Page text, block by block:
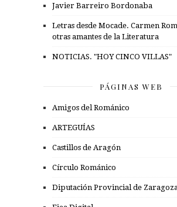
Javier Barreiro Bordonaba
Letras desde Mocade. Carmen
otras amantes de la Literatura
NOTICIAS. "HOY CINCO VILLAS"
PÁGINAS WEB
Amigos del Románico
ARTEGUÍAS
Castillos de Aragón
Círculo Románico
Diputación Provincial de Zaragoza